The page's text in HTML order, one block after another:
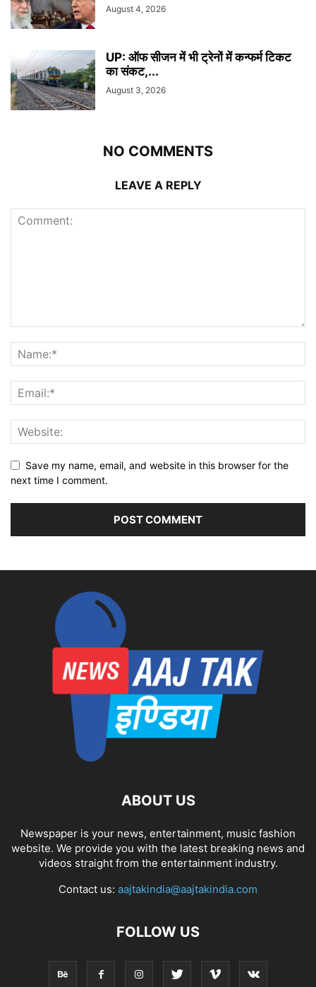
August 4, 2026
UP: ऑफ सीजन में भी ट्रेनों में कन्फर्म टिकट
का संकट,...
August 3, 2026
NO COMMENTS
LEAVE A REPLY
Save my name, email, and website in this browser for the
next time I comment.
ABOUT US
Newspaper is your news, entertainment, music fashion
website. We provide you with the latest breaking news and
videos straight from the entertainment industry.
Contact us: aajtakindia@aajtakindia.com
FOLLOW US